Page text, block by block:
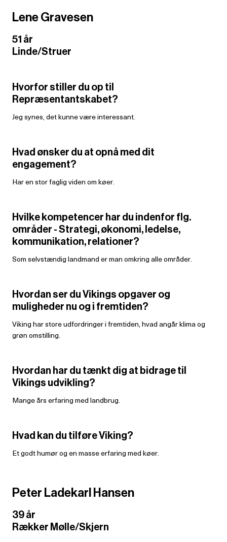
Lene Gravesen
51 år
Linde/Struer
Hvorfor stiller du op til
Repræsentantskabet?
Jeg synes, det kunne være interessant.
Hvad ønsker du at opnå med dit
engagement?
Har en stor faglig viden om køer.
Hvilke kompetencer har du indenfor flg.
områder - Strategi, økonomi, ledelse,
kommunikation, relationer?
Som selvstændig landmand er man omkring alle områder.
Hvordan ser du Vikings opgaver og
muligheder nu og i fremtiden?
Viking har store udfordringer i fremtiden, hvad angår klima og
grøn omstilling.
Hvordan har du tænkt dig at bidrage til
Vikings udvikling?
Mange års erfaring med landbrug.
Hvad kan du tilføre Viking?
Et godt humør og en masse erfaring med køer.
Peter Ladekarl Hansen
39 år
Rækker Mølle/Skjern